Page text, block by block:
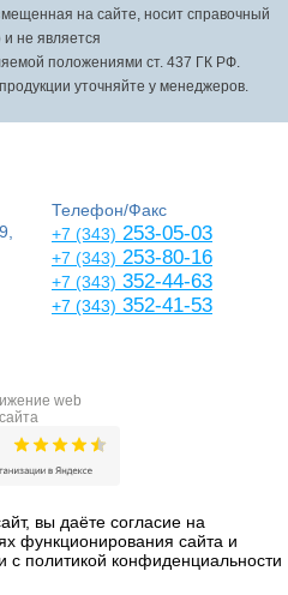
на сайте, носит справочный
и не является
положениями ст. 437 ГК РФ.
уточняйте у менеджеров.
Телефон/Факс
+7 (343) 253-05-03
+7 (343) 253-80-16
+7 (343) 352-44-63
+7 (343) 352-41-53
web
сайта
вы даёте согласие на
функционирования сайта и
с политикой конфиденциальности